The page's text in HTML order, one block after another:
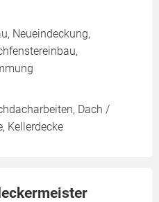
Neueindeckung,
Dach /
Kellerdecke